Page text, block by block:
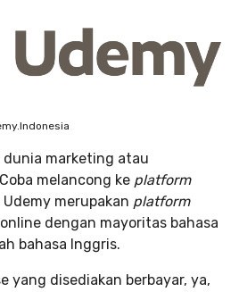
dunia marketing atau
melancong ke platform
merupakan platform
dengan mayoritas bahasa
bahasa Inggris.
yang disediakan berbayar, ya,